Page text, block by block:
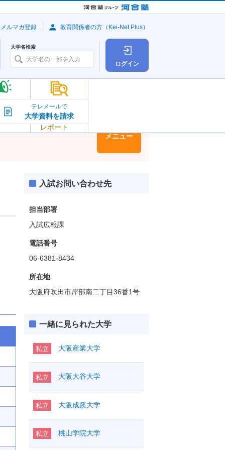
ログイン
学
大学の今
トピック＆
レポート
大学名検索
ルマガ登録 教育関係者の方（Kei-Net Plus）
テレメールで
大学資料を請求
メニュー
入試お問い合わせ先
担当部署
入試広報課
電話番号
06-6381-8434
所在地
大阪府吹田市岸部南二丁目36番1号
一緒に見られた大学
私立 大阪産業大学
私立 大阪大谷大学
私立 大阪成蹊大学
私立 桃山学院大学